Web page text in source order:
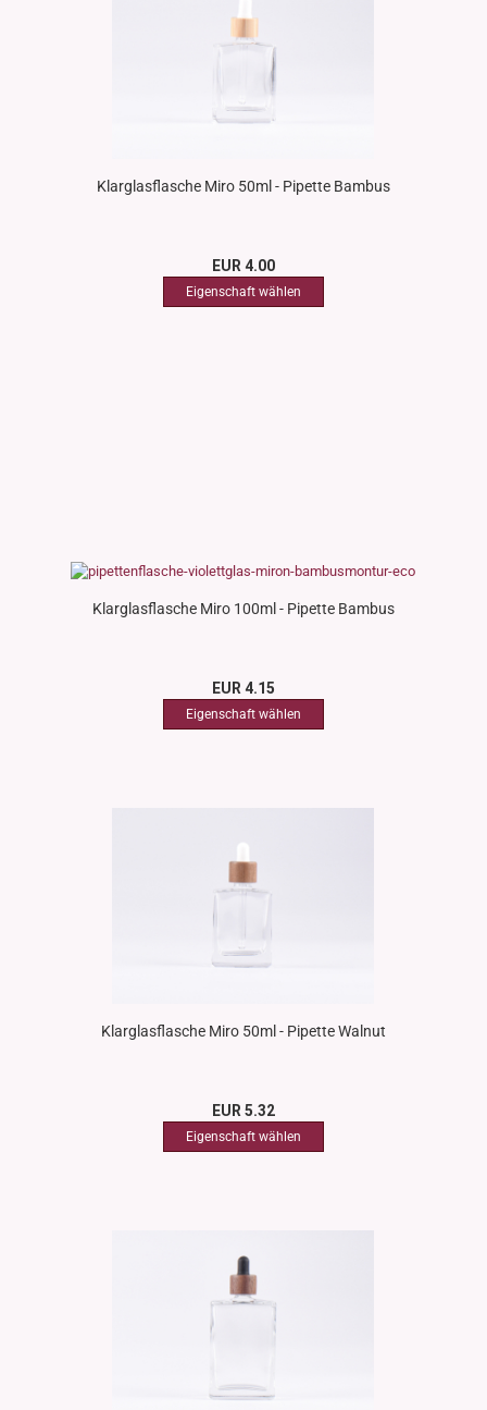
Klarglasflasche Miro 50ml - Pipette Bambus
EUR 4.00
Klarglasflasche Miro 100ml - Pipette Bambus
EUR 4.15
Klarglasflasche Miro 50ml - Pipette Walnut
EUR 5.32